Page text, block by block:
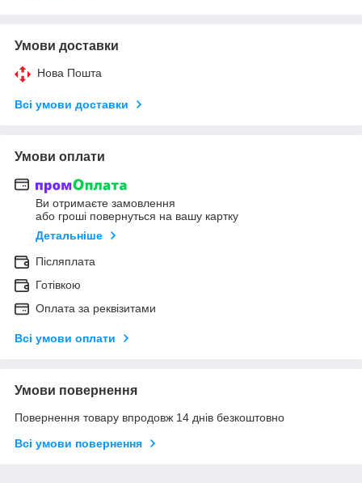
Умови доставки
Нова Пошта
Всі умови доставки
Умови оплати
Ви отримаєте замовлення
або гроші повернуться на вашу картку
Детальніше
Післяплата
Готівкою
Оплата за реквізитами
Всі умови оплати
Умови повернення
Повернення товару впродовж 14 днів безкоштовно
Всі умови повернення